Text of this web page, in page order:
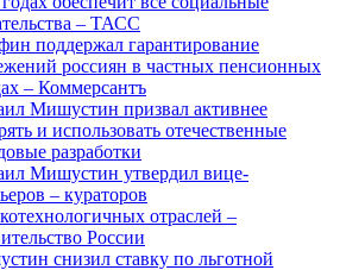
– ТАСС
поддержал гарантирование
россиян в частных пенсионных
– Коммерсантъ
Мишустин призвал активнее
и использовать отечественные
разработки
Мишустин утвердил вице-
– кураторов
отраслей –
России
снизил ставку по льготной